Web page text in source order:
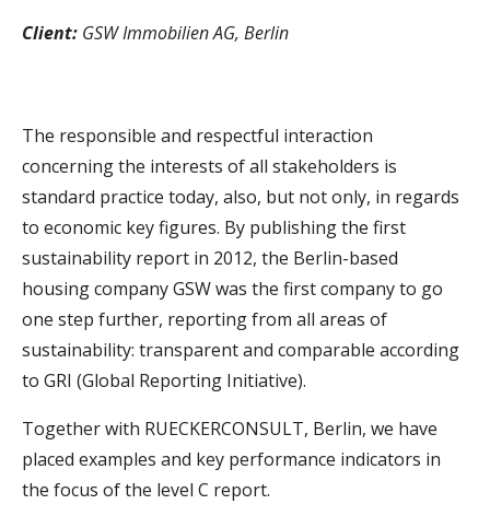
Client: GSW Immobilien AG, Berlin
The responsible and respectful interaction
concerning the interests of all stakeholders is
standard practice today, also, but not only, in regards
to economic key figures. By publishing the first
sustainability report in 2012, the Berlin-based
housing company GSW was the first company to go
one step further, reporting from all areas of
sustainability: transparent and comparable according
to GRI (Global Reporting Initiative).
Together with RUECKERCONSULT, Berlin, we have
placed examples and key performance indicators in
the focus of the level C report.